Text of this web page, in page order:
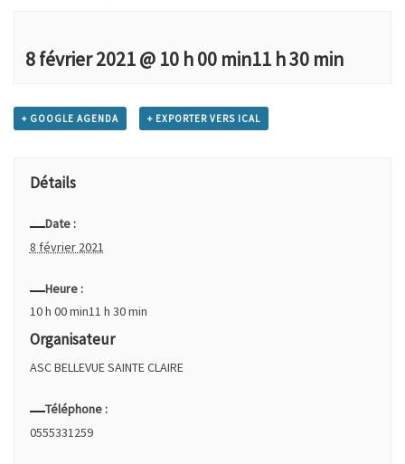
8 février 2021 @ 10 h 00 min11 h 30 min
+ GOOGLE AGENDA + EXPORTER VERS ICAL
Détails
Date :
8 février 2021
Heure :
10 h 00 min11 h 30 min
Organisateur
ASC BELLEVUE SAINTE CLAIRE
Téléphone :
0555331259